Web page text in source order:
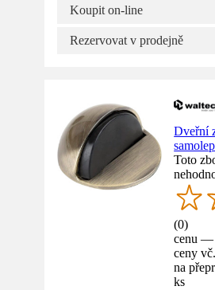
Koupit on-line
Rezervovat v prodejně
Dveřní
Toto
(0)
cenu —
ceny
na
ks